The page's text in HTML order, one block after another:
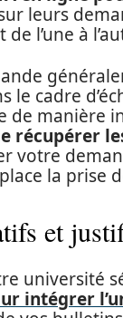
leurs
l’une à
le cadre
de manière
récupérer
votre
la prise
et
université
intégrer